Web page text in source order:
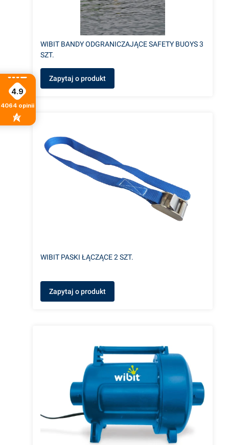
WIBIT BANDY ODGRANICZAJĄCE SAFETY BUOYS 3
SZT.
Zapytaj o produkt
WIBIT PASKI ŁĄCZĄCE 2 SZT.
Zapytaj o produkt
4.9
4064 opinii